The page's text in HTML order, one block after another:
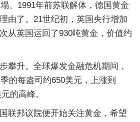
、1991年前苏联解体，德国黄金
由了。21世纪初，英国央行增加
从英国运回了930吨黄金，价值约
攀升。全球爆发金融危机期间，
的每盎司约650美元，上涨到
的高峰。
联邦议院便开始关注黄金，希望